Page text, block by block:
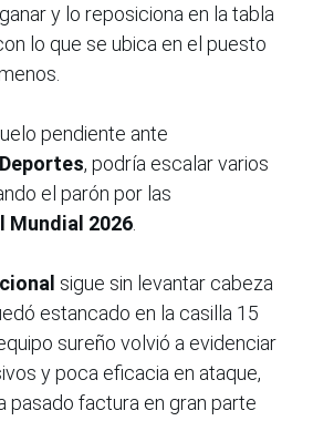
y lo reposiciona en la tabla
lo que se ubica en el puesto
pendiente ante
, podría escalar varios
el parón por las
2026
sigue sin levantar cabeza
estancado en la casilla 15
sureño volvió a evidenciar
y poca eficacia en ataque,
pasado factura en gran parte